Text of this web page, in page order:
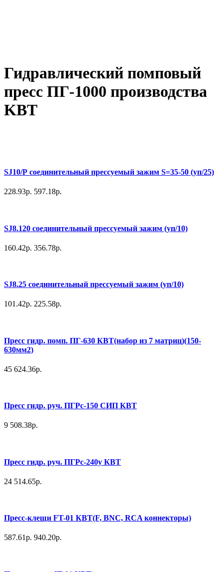
Гидравлический помповый
пресс ПГ-1000 производства
KBT
SJ10/Р соединительный прессуемый зажим S=35-50 (уп/25)
228.93р. 597.18р.
SJ8.120 соединительный прессуемый зажим (уп/10)
160.42р. 356.78р.
SJ8.25 соединительный прессуемый зажим (уп/10)
101.42р. 225.58р.
Пресс гидр. помп. ПГ-630 КВТ(набор из 7 матриц)(150-
630мм2)
45 624.36р.
Пресс гидр. руч. ПГРс-150 СИП КВТ
9 508.38р.
Пресс гидр. руч. ПГРс-240у КВТ
24 514.65р.
Пресс-клещи FT-01 КВТ(F, BNC, RCA коннекторы)
587.61р. 940.20р.